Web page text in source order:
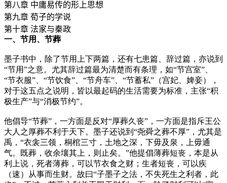
第八章 中庸易传的形上思想
第九章 荀子的学说
第十章 法家与秦政
一、节用、节葬
墨子书中，除了节用上下两篇，还有七患篇、辞过篇，亦说到
“节用”之意。尤其辞过篇最为清楚而有条理，如“节宫室”、
“节衣服”、“节饮食”、“节舟车”、“节蓄私”（宫妃、婢妾），
对于这五点之说明，皆以最起码的生活需要为标准，主张“积
极生产”与“消极节约”。
他倡导“节葬”，一方面是反对“厚葬久丧”，一方面是指斥王公
大人之厚葬不利于天下。墨子还说到“尧舜之葬不厚”，尤其是
禹，“衣衾三领，桐棺三寸，土地之深，下毋及泉，上毋通
气。既葬，收余壤其上，则止矣。”他提倡薄葬短丧，本是从
利上说，死者薄葬，可以节衣食之财；生者短丧，可以疾
（速）从事而生财。故曰“子墨子之法，不失死生之利者，此